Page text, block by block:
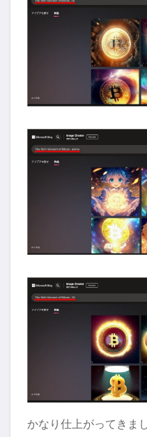
かなり仕上がってきま